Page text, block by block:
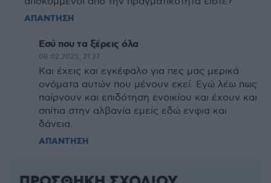
ΑΠΑΝΤΗΣΗ
Εσύ που τα ξέρεις όλα
08.02.2025, 21:27
Και έχεις και εγκέφαλο για πες μας μερικά
ονόματα αυτών που μένουν εκεί. Εγώ λέω πως
παίρνουν και επιδότηση ενοικίου και έχουν και
σπίτια στην αλβανία εμείς εδώ ενφια και
δάνεια.
ΑΠΑΝΤΗΣΗ